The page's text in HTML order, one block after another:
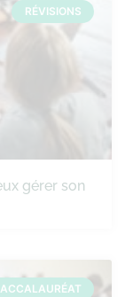
RÉVISIONS
gérer son